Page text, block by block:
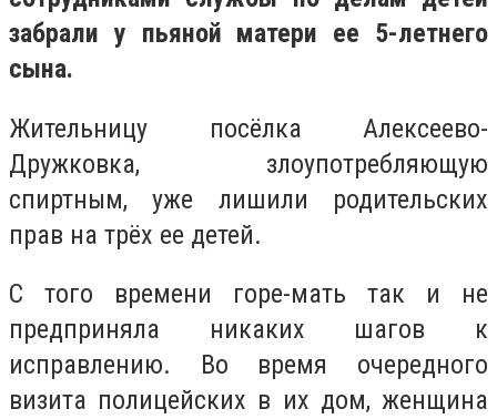
забрали у пьяной матери ее 5-летнего
сына.
Жительницу посёлка Алексеево-
Дружковка, злоупотребляющую
спиртным, уже лишили родительских
прав на трёх ее детей.
С того времени горе-мать так и не
предприняла никаких шагов к
исправлению. Во время очередного
визита полицейских в их дом, женщина